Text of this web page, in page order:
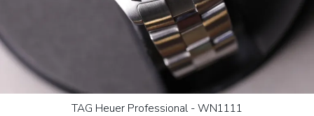
TAG Heuer Professional - WN1111